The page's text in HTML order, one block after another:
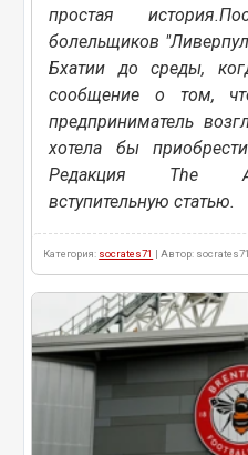
простая
болельщиков
Бхатии до среды,
сообщение о том,
предприниматель
хотела бы
Редакция The
вступительную статью.
Категория: socrates71 | Автор: